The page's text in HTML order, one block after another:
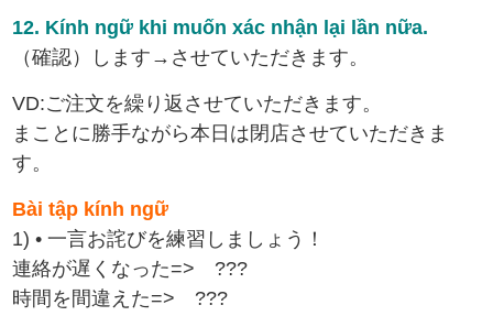
12. Kính ngữ khi muốn xác nhận lại lần nữa.
（確認）します→させていただきます。
VD:ご注文を繰り返させていただきます。
まことに勝手ながら本日は閉店させていただきま
す。
Bài tập kính ngữ
1) • 一言お詫びを練習しましょう！
連絡が遅くなった=> ???
時間を間違えた=> ???